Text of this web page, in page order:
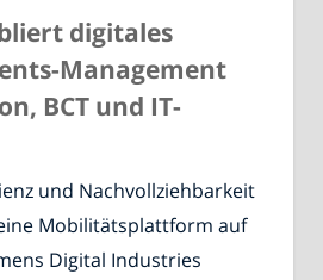
digitales
Management
BCT und IT-
und Nachvollziehbarkeit
Mobilitätsplattform auf
Digital Industries